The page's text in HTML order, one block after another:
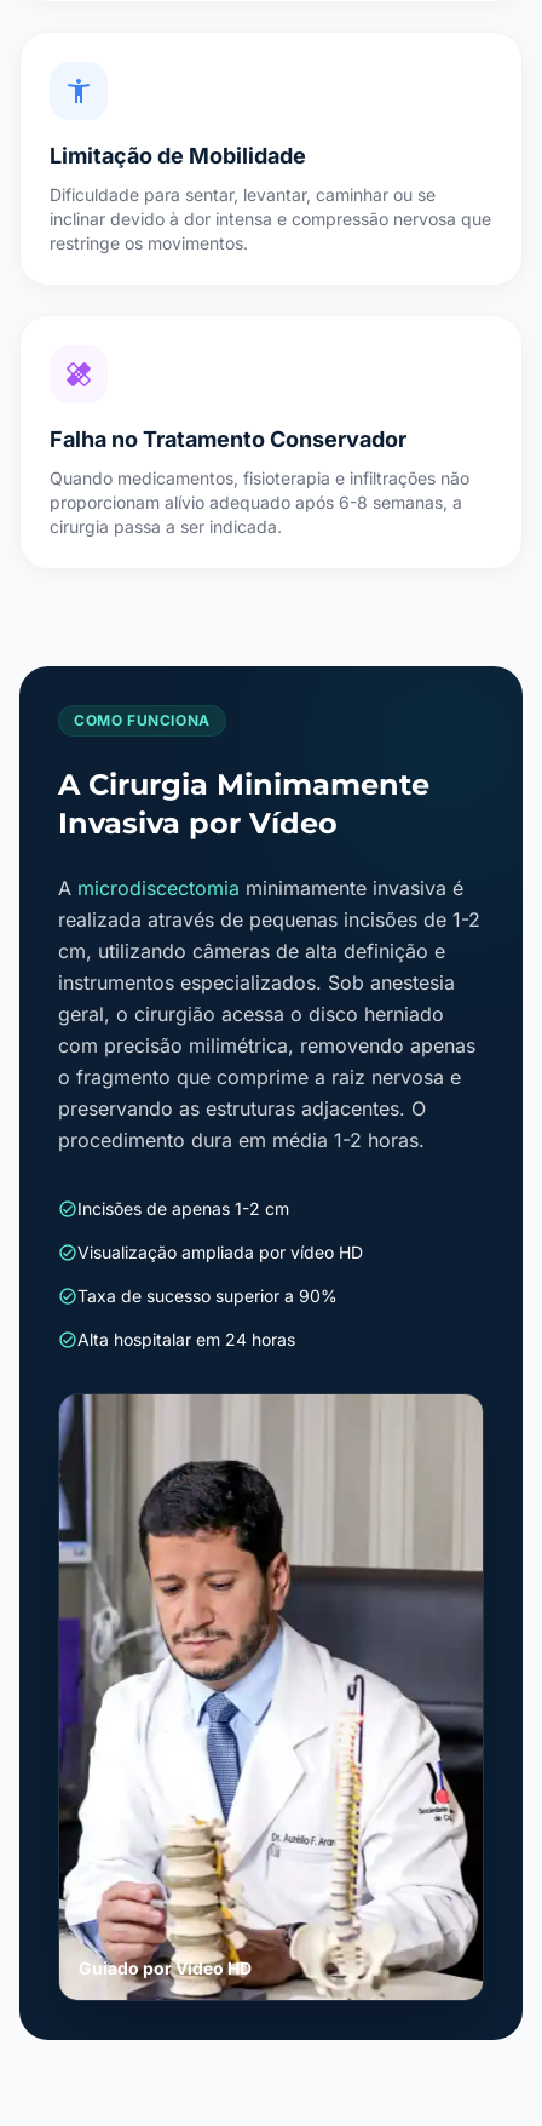
accessibility_new
Limitação de Mobilidade
Dificuldade para sentar, levantar, caminhar ou se
inclinar devido à dor intensa e compressão nervosa que
restringe os movimentos.
healing
Falha no Tratamento Conservador
Quando medicamentos, fisioterapia e infiltrações não
proporcionam alívio adequado após 6-8 semanas, a
cirurgia passa a ser indicada.
COMO FUNCIONA
A Cirurgia Minimamente
Invasiva por Vídeo
A microdiscectomia minimamente invasiva é
realizada através de pequenas incisões de 1-2
cm, utilizando câmeras de alta definição e
instrumentos especializados. Sob anestesia
geral, o cirurgião acessa o disco herniado
com precisão milimétrica, removendo apenas
o fragmento que comprime a raiz nervosa e
preservando as estruturas adjacentes. O
procedimento dura em média 1-2 horas.
check_circleIncisões de apenas 1-2 cm
check_circleVisualização ampliada por vídeo HD
check_circleTaxa de sucesso superior a 90%
check_circleAlta hospitalar em 24 horas
Guiado por Vídeo HD